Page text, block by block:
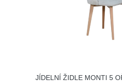
JÍDELNÍ ŽIDLE MONTI 5